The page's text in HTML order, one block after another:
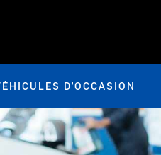
D'OCCASION